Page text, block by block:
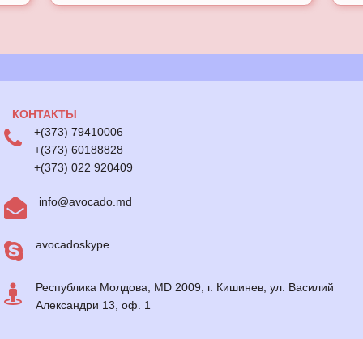
КОНТАКТЫ
+(373) 79410006
+(373) 60188828
+(373) 022 920409
info@avocado.md
avocadoskype
Республика Молдова, MD 2009, г. Кишинев, ул. Василий
Александри 13, оф. 1